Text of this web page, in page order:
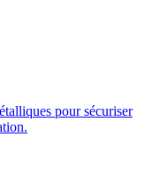
pour sécuriser